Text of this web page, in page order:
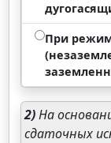
При
2)На
сдаточных